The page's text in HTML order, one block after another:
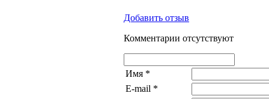
Добавить отзыв
Комментарии отсутствуют
Имя *
E-mail *